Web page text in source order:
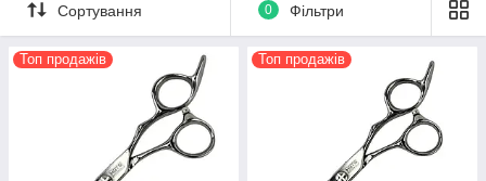
Сортування 0 Фільтри
Топ продажів Топ продажів